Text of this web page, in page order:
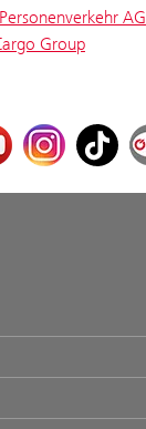
AG
Group
Instagram
TikTok